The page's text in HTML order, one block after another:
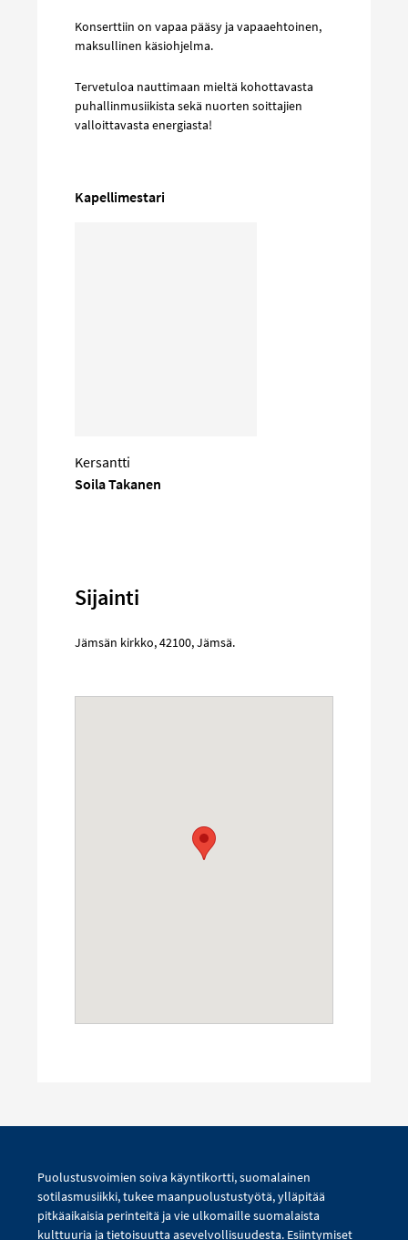
Konserttiin on vapaa pääsy ja vapaaehtoinen,
maksullinen käsiohjelma.
Tervetuloa nauttimaan mieltä kohottavasta
puhallinmusiikista sekä nuorten soittajien
valloittavasta energiasta!
Kapellimestari
Kersantti
Soila Takanen
Sijainti
Jämsän kirkko,42100,Jämsä.
Puolustusvoimien soiva käyntikortti, suomalainen
sotilasmusiikki, tukee maanpuolustustyötä, ylläpitää
pitkäaikaisia perinteitä ja vie ulkomaille suomalaista
kulttuuria ja tietoisuutta asevelvollisuudesta. Esiintymiset